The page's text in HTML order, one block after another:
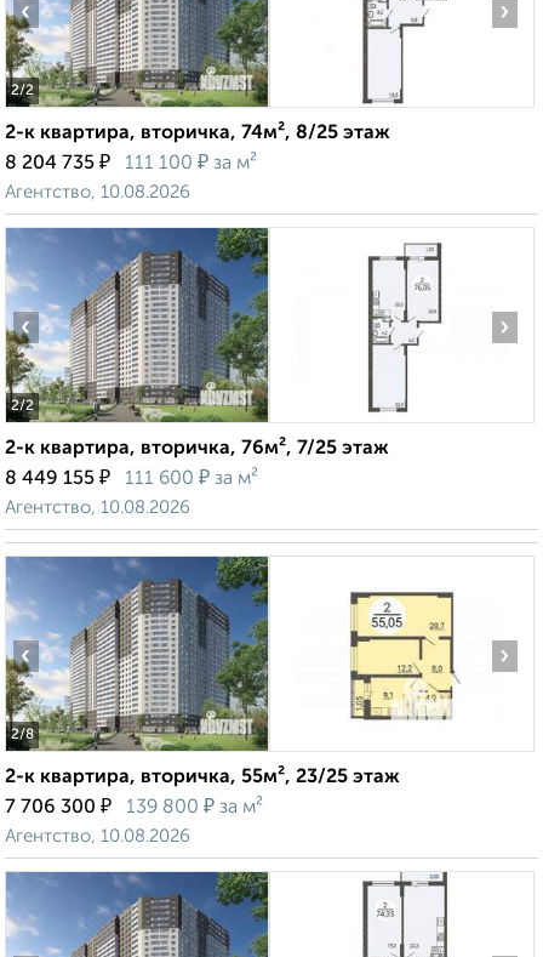
2/2
‹ ›
2-к квартира, вторичка, 74м², 8/25 этаж
8 204 735 ₽ 111 100 ₽ за м²
Агентство, 10.08.2026
2/2
‹ ›
2-к квартира, вторичка, 76м², 7/25 этаж
8 449 155 ₽ 111 600 ₽ за м²
Агентство, 10.08.2026
2/8
‹ ›
2-к квартира, вторичка, 55м², 23/25 этаж
7 706 300 ₽ 139 800 ₽ за м²
Агентство, 10.08.2026